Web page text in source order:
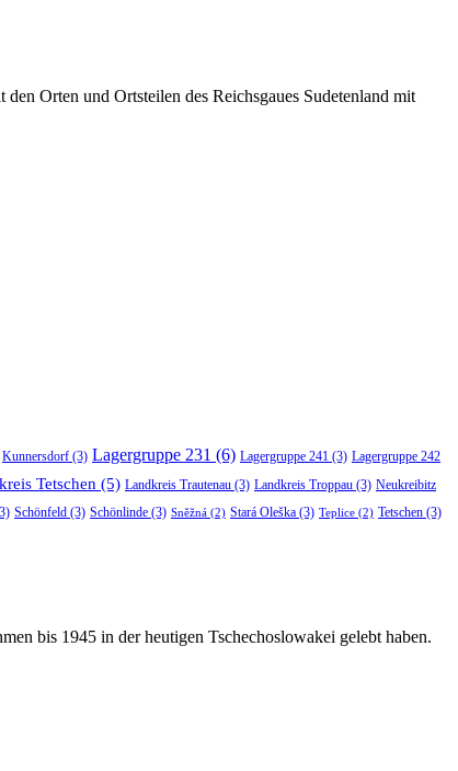
den Orten und Ortsteilen des Reichsgaues Sudetenland mit
Kunnersdorf (3) Lagergruppe 231 (6) Lagergruppe 241 (3) Lagergruppe 242
Tetschen (5) Landkreis Trautenau (3) Landkreis Troppau (3) Neukreibitz
Schönfeld (3) Schönlinde (3) Sněžná (2) Stará Oleška (3) Teplice (2) Tetschen (3)
bis 1945 in der heutigen Tschechoslowakei gelebt haben.